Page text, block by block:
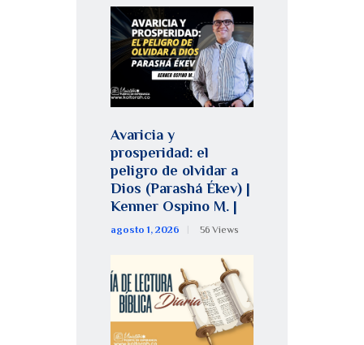
Avaricia y
prosperidad: el
peligro de olvidar a
Dios (Parashá Ékev) |
Kenner Ospino M. |
agosto 1, 2026 56 Views